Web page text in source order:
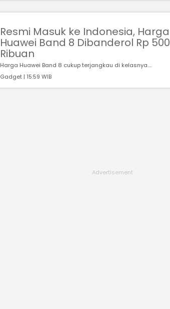
Resmi Masuk ke Indonesia, Harga
Huawei Band 8 Dibanderol Rp 500
Ribuan
Harga Huawei Band 8 cukup terjangkau di kelasnya....
Gadget | 15:59 WIB